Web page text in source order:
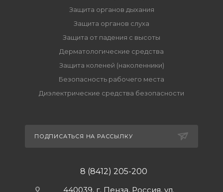
Защита органов дыхания
Защита органов слуха
Защита от падения с высоты
Дерматологические средства
Защита коленей (наколенники)
Безопасность рабочего места
Диэлектрические средства безопасности
ПОДПИСАТЬСЯ НА РАССЫЛКУ
8 (8412) 205-200
440039, г. Пенза, Россия, ул.